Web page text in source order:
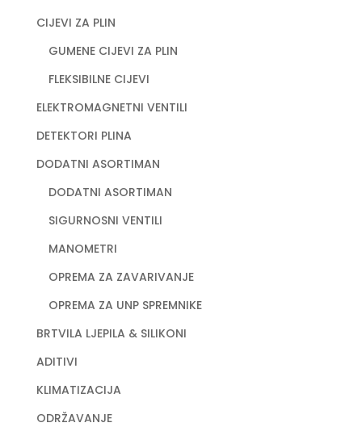
CIJEVI ZA PLIN
GUMENE CIJEVI ZA PLIN
FLEKSIBILNE CIJEVI
ELEKTROMAGNETNI VENTILI
DETEKTORI PLINA
DODATNI ASORTIMAN
DODATNI ASORTIMAN
SIGURNOSNI VENTILI
MANOMETRI
OPREMA ZA ZAVARIVANJE
OPREMA ZA UNP SPREMNIKE
BRTVILA LJEPILA & SILIKONI
ADITIVI
KLIMATIZACIJA
ODRŽAVANJE